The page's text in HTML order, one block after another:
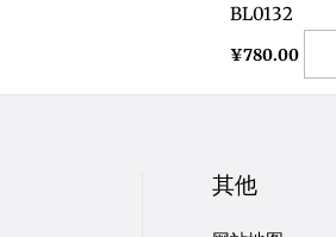
BL0132
¥780.00
其他